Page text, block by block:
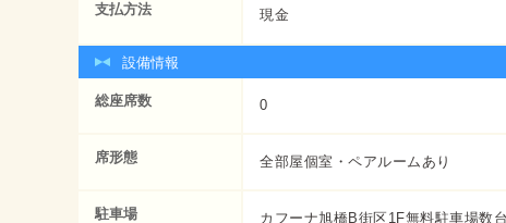
支払方法 現金
設備情報
総座席数 0
席形態 全部屋個室・ペアルームあり
駐車場 カフーナ旭橋B街区1F無料駐車場数